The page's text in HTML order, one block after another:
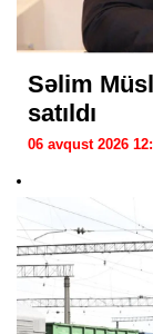
Səlim
satıldı
06 avqust 2026